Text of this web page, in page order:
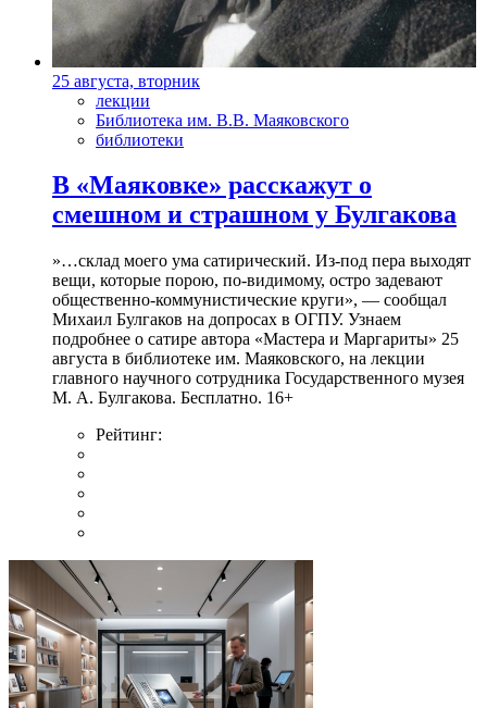
25 августа, вторник
лекции
Библиотека им. В.В. Маяковского
библиотеки
В «Маяковке» расскажут о
смешном и страшном у Булгакова
»…склад моего ума сатирический. Из-под пера выходят
вещи, которые порою, по-видимому, остро задевают
общественно-коммунистические круги», — сообщал
Михаил Булгаков на допросах в ОГПУ. Узнаем
подробнее о сатире автора «Мастера и Маргариты» 25
августа в библиотеке им. Маяковского, на лекции
главного научного сотрудника Государственного музея
М. А. Булгакова. Бесплатно. 16+
Рейтинг: